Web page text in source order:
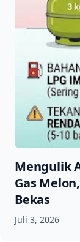
Mengulik
Gas
Bekas
Juli 3, 2026